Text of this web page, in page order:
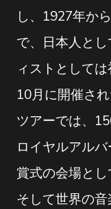
し、1927年か
で、日本人と
ィストとして
10月に開催さ
ツアーでは、
ロイヤルアル
賞式の会場とし
そして世界の